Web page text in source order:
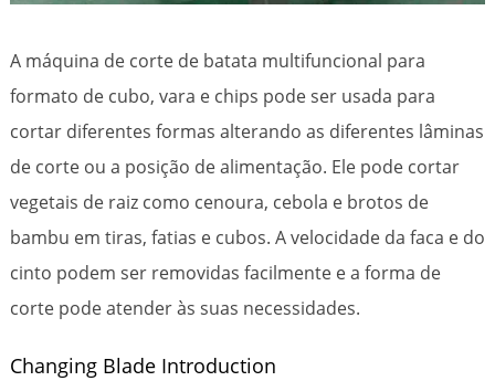
A máquina de corte de batata multifuncional para
formato de cubo, vara e chips pode ser usada para
cortar diferentes formas alterando as diferentes lâminas
de corte ou a posição de alimentação. Ele pode cortar
vegetais de raiz como cenoura, cebola e brotos de
bambu em tiras, fatias e cubos. A velocidade da faca e do
cinto podem ser removidas facilmente e a forma de
corte pode atender às suas necessidades.
Changing Blade Introduction